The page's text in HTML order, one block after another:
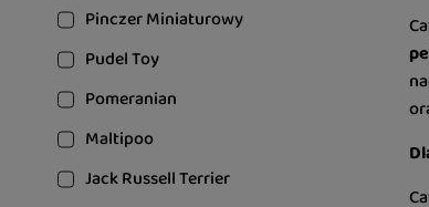
Pinczer Miniaturowy
Pudel Toy
Pomeranian
Maltipoo
Jack Russell Terrier